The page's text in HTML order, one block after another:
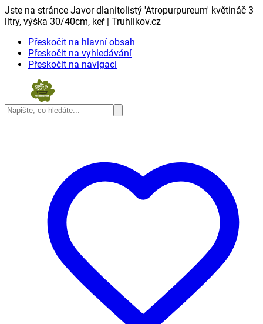
Jste na stránce Javor dlanitolistý 'Atropurpureum' květináč 3
litry, výška 30/40cm, keř | Truhlikov.cz
Přeskočit na hlavní obsah
Přeskočit na vyhledávání
Přeskočit na navigaci